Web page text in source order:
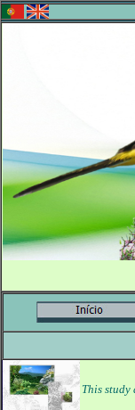
This